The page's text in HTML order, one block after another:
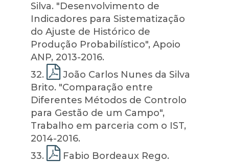
Silva. "Desenvolvimento de
Indicadores para Sistematização
do Ajuste de Histórico de
Produção Probabilístico", Apoio
ANP, 2013-2016.
32.
João Carlos Nunes da Silva
Brito. "Comparação entre
Diferentes Métodos de Controlo
para Gestão de um Campo",
Trabalho em parceria com o IST,
2014-2016.
33.
Fabio Bordeaux Rego.